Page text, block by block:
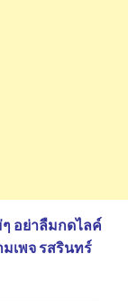
อย่าลืมกดไลค์
เพจ รสรินทร์